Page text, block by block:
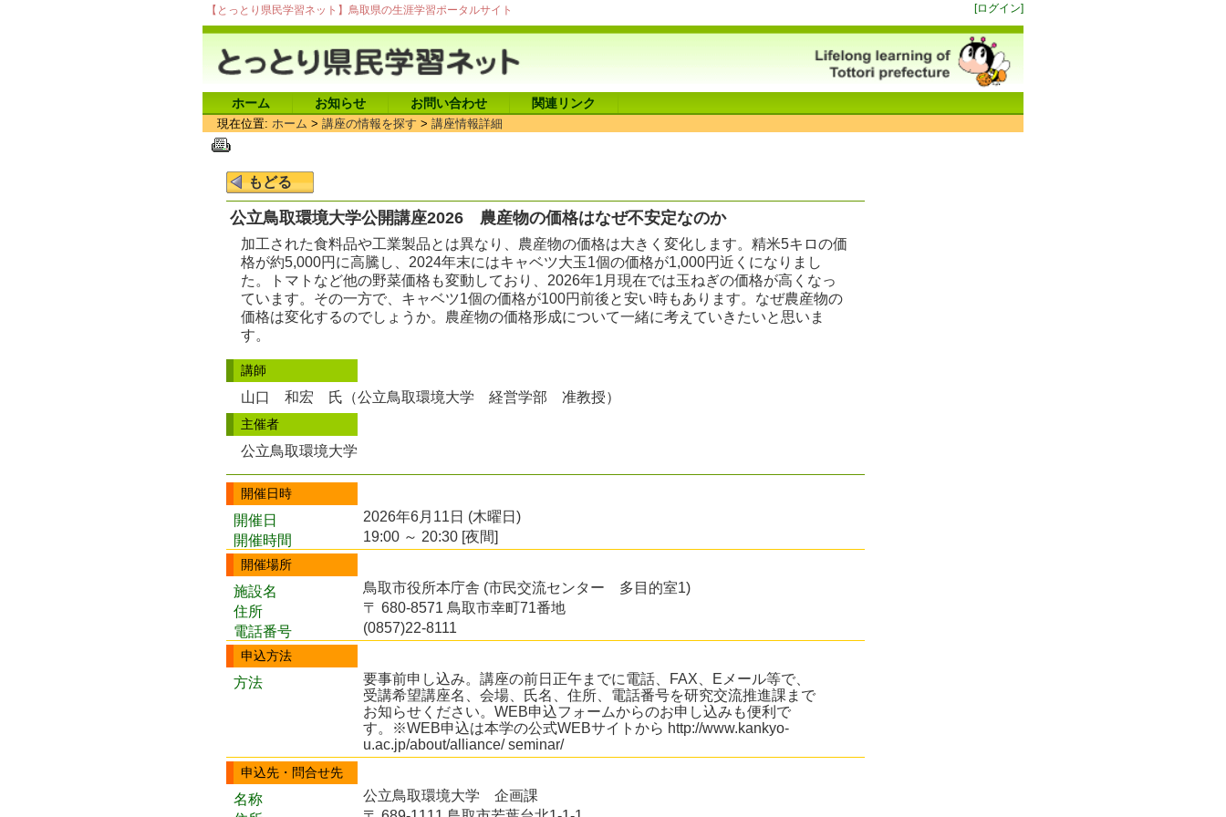
【とっとり県民学習ネット】鳥取県の生涯学習ポータルサイト [ログイン]
ホーム お知らせ お問い合わせ 関連リンク
現在位置: ホーム > 講座の情報を探す > 講座情報詳細
公立鳥取環境大学公開講座2026 農産物の価格はなぜ不安定なのか
加工された食料品や工業製品とは異なり、農産物の価格は大きく変化します。精米5キロの価
格が約5,000円に高騰し、2024年末にはキャベツ大玉1個の価格が1,000円近くになりまし
た。トマトなど他の野菜価格も変動しており、2026年1月現在では玉ねぎの価格が高くなっ
ています。その一方で、キャベツ1個の価格が100円前後と安い時もあります。なぜ農産物の
価格は変化するのでしょうか。農産物の価格形成について一緒に考えていきたいと思いま
す。
講師
山口 和宏 氏（公立鳥取環境大学 経営学部 准教授）
主催者
公立鳥取環境大学
開催日時
開催日
2026年6月11日 (木曜日)
開催時間
19:00 ～ 20:30 [夜間]
開催場所
施設名
鳥取市役所本庁舎 (市民交流センター 多目的室1)
住所
〒 680-8571 鳥取市幸町71番地
電話番号
(0857)22-8111
申込方法
方法
要事前申し込み。講座の前日正午までに電話、FAX、Eメール等で、
受講希望講座名、会場、氏名、住所、電話番号を研究交流推進課まで
お知らせください。WEB申込フォームからのお申し込みも便利で
す。※WEB申込は本学の公式WEBサイトから http://www.kankyo-
u.ac.jp/about/alliance/ seminar/
申込先・問合せ先
名称
公立鳥取環境大学 企画課